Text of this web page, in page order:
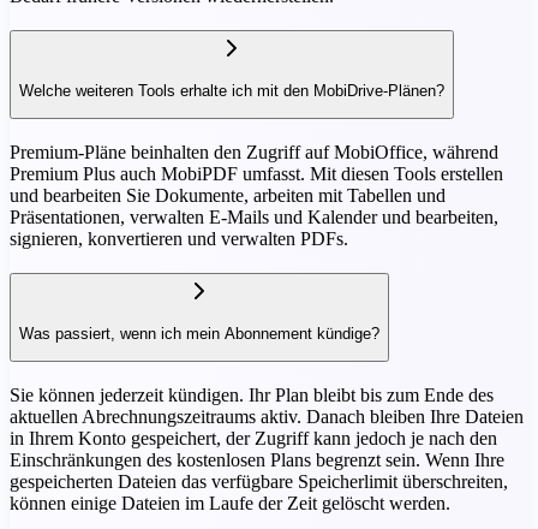
Welche weiteren Tools erhalte ich mit den MobiDrive-Plänen?
Premium-Pläne beinhalten den Zugriff auf MobiOffice, während
Premium Plus auch MobiPDF umfasst. Mit diesen Tools erstellen
und bearbeiten Sie Dokumente, arbeiten mit Tabellen und
Präsentationen, verwalten E-Mails und Kalender und bearbeiten,
signieren, konvertieren und verwalten PDFs.
Was passiert, wenn ich mein Abonnement kündige?
Sie können jederzeit kündigen. Ihr Plan bleibt bis zum Ende des
aktuellen Abrechnungszeitraums aktiv. Danach bleiben Ihre Dateien
in Ihrem Konto gespeichert, der Zugriff kann jedoch je nach den
Einschränkungen des kostenlosen Plans begrenzt sein. Wenn Ihre
gespeicherten Dateien das verfügbare Speicherlimit überschreiten,
können einige Dateien im Laufe der Zeit gelöscht werden.